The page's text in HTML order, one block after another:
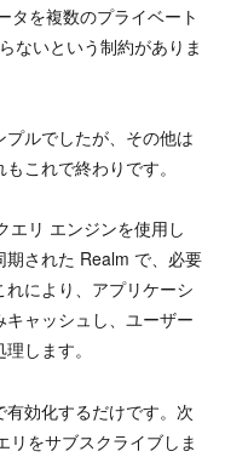
タを複数のプライベート
ないという制約がありま
ルでしたが、その他は
これで終わりです。
エリ エンジンを使用し
された Realm で、必要
により、アプリケーシ
ャッシュし、ユーザー
します。
効化するだけです。次
リをサブスクライブしま